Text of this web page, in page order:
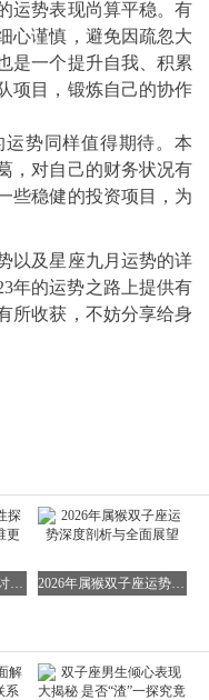
运势表现尚算平稳。有
心谨慎，避免因疏忽大
是一个提升自我、积累
项目，锻炼自己的协作
运势同样值得期待。本
，对自己的财务状况有
些稳健的投资项目，为
以及星座九月运势的详
年的运势之路上提供有
所收获，不妨分享给身
麦玲玲测试准确性探讨 麦玲玲与宋韶光谁更准 2026年属猴双子座运势深度剖析与全面展望